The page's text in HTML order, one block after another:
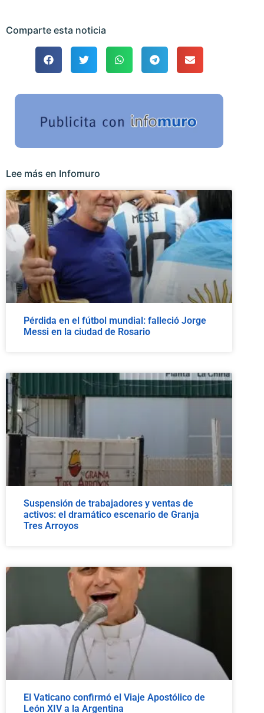
Comparte esta noticia
Lee más en Infomuro
Pérdida en el fútbol mundial: falleció Jorge
Messi en la ciudad de Rosario
Suspensión de trabajadores y ventas de
activos: el dramático escenario de Granja
Tres Arroyos
El Vaticano confirmó el Viaje Apostólico de
León XIV a la Argentina